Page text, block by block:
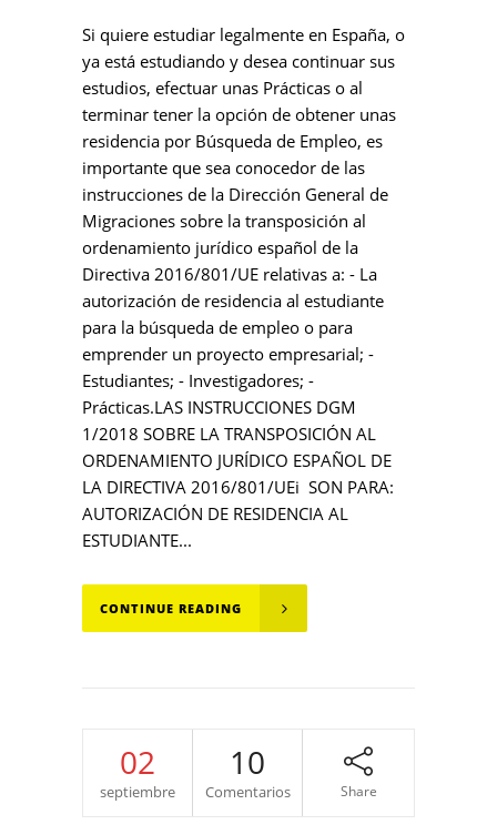
Si quiere estudiar legalmente en España, o
ya está estudiando y desea continuar sus
estudios, efectuar unas Prácticas o al
terminar tener la opción de obtener unas
residencia por Búsqueda de Empleo, es
importante que sea conocedor de las
instrucciones de la Dirección General de
Migraciones sobre la transposición al
ordenamiento jurídico español de la
Directiva 2016/801/UE relativas a: - La
autorización de residencia al estudiante
para la búsqueda de empleo o para
emprender un proyecto empresarial; -
Estudiantes; - Investigadores; -
Prácticas.LAS INSTRUCCIONES DGM
1/2018 SOBRE LA TRANSPOSICIÓN AL
ORDENAMIENTO JURÍDICO ESPAÑOL DE
LA DIRECTIVA 2016/801/UEi SON PARA:
AUTORIZACIÓN DE RESIDENCIA AL
ESTUDIANTE...
CONTINUE READING
02
septiembre
10
Comentarios Share